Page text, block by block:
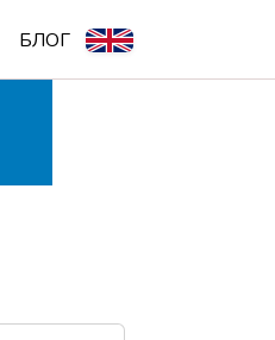
БЛОГ